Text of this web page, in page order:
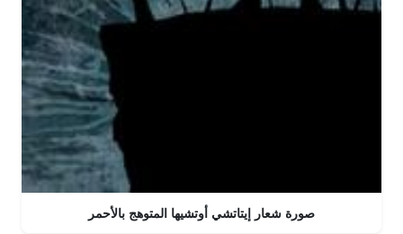
صورة شعار إيتاتشي أوتشيها المتوهج بالأحمر